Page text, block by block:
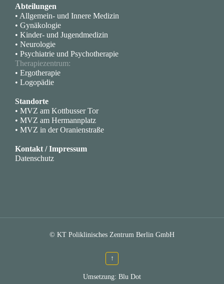
Abteilungen
• Allgemein- und Innere Medizin
• Gynäkologie
• Kinder- und Jugendmedizin
• Neurologie
• Psychiatrie und Psychotherapie
Therapiezentrum:
• Ergotherapie
• Logopädie
Standorte
• MVZ am Kottbusser Tor
• MVZ am Hermannplatz
• MVZ in der Oranienstraße
Kontakt / Impressum
Datenschutz
© KT Poliklinisches Zentrum Berlin GmbH
↑
Umsetzung: Blu Dot